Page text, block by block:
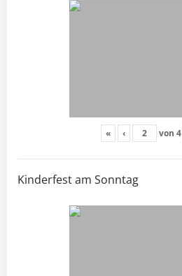
« ‹ von 4
Kinderfest am Sonntag